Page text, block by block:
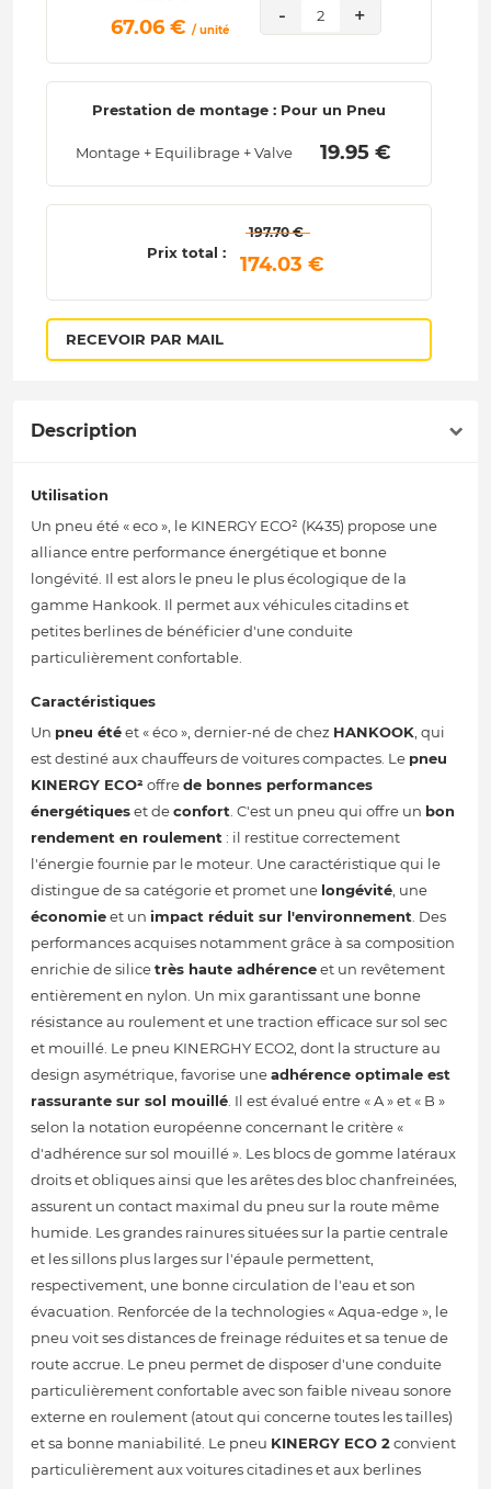
67.06 € / unité
- 2 +
Prestation de montage : Pour un Pneu
Montage + Equilibrage + Valve 19.95 €
Prix total :
197.70 €
174.03 €
RECEVOIR PAR MAIL
Description
Utilisation
Un pneu été « eco », le KINERGY ECO² (K435) propose une
alliance entre performance énergétique et bonne
longévité. Il est alors le pneu le plus écologique de la
gamme Hankook. Il permet aux véhicules citadins et
petites berlines de bénéficier d'une conduite
particulièrement confortable.
Caractéristiques
Un pneu étéet « éco », dernier-né de chez HANKOOK, qui
est destiné aux chauffeurs de voitures compactes. Le pneu
KINERGY ECO² offrede bonnes performances
énergétiqueset deconfort. C'est un pneu qui offre un bon
rendement en roulement: il restitue correctement
l'énergie fournie par le moteur. Une caractéristique qui le
distingue de sa catégorie et promet une longévité, une
économieet un impact réduit sur l'environnement. Des
performances acquises notamment grâce à sa composition
enrichie de silicetrès haute adhérenceet un revêtement
entièrement en nylon. Un mix garantissant une bonne
résistance au roulement et une traction efficace sur sol sec
et mouillé. Le pneu KINERGHY ECO2, dont la structure au
design asymétrique, favorise uneadhérence optimale est
rassurante sur sol mouillé. Il est évalué entre « A » et « B »
selon la notation européenne concernant le critère «
d'adhérence sur sol mouillé ». Les blocs de gomme latéraux
droits et obliques ainsi que les arêtes des bloc chanfreinées,
assurent un contact maximal du pneu sur la route même
humide. Les grandes rainures situées sur la partie centrale
et les sillons plus larges sur l'épaule permettent,
respectivement, une bonne circulation de l'eau et son
évacuation. Renforcée de la technologies « Aqua-edge », le
pneu voit ses distances de freinage réduites et sa tenue de
route accrue. Le pneu permet de disposer d'une conduite
particulièrement confortable avec son faible niveau sonore
externe en roulement (atout qui concerne toutes les tailles)
et sa bonne maniabilité. Le pneu KINERGY ECO 2convient
particulièrement aux voitures citadines et aux berlines